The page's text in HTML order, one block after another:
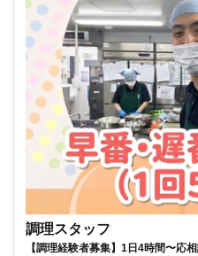
調理スタッフ
【調理経験者募集】1日4時間〜応